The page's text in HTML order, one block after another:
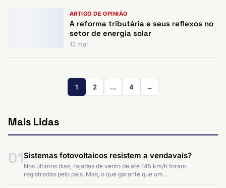
ARTIGO DE OPINIÃO
A reforma tributária e seus reflexos no
setor de energia solar
12 mar
1 2 … 4 →
Mais Lidas
01Sistemas fotovoltaicos resistem a vendavais?
Nos últimos dias, rajadas de vento de até 145 km/h foram
registradas pelo país. Mas, o que garante que um…